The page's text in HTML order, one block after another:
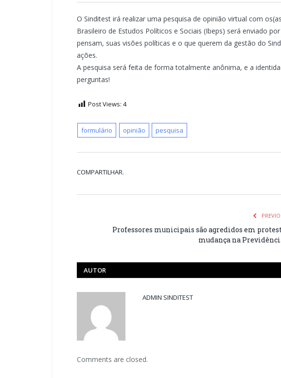
O Sinditest irá realizar uma pesquisa de opinião virtual com
Brasileiro de Estudos Políticos e Sociais (Ibeps) será enviado
pensam, suas visões políticas e o que querem da gestão do
ações.
A pesquisa será feita de forma totalmente anônima, e a
perguntas!
Post Views: 4
formulário opinião pesquisa
COMPARTILHAR.
Professores municipais são agredidos em
mudança na
AUTOR
ADMIN SINDITEST
Comments are closed.